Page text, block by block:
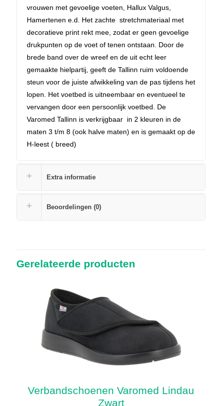
vrouwen met gevoelige voeten, Hallux Valgus,
Hamertenen e.d. Het zachte stretchmateriaal met
decoratieve print rekt mee, zodat er geen gevoelige
drukpunten op de voet of tenen ontstaan. Door de
brede band over de wreef en de uit echt leer
gemaakte hielpartij, geeft de Tallinn ruim voldoende
steun voor de juiste afwikkeling van de pas tijdens het
lopen. Het voetbed is uitneembaar en eventueel te
vervangen door een persoonlijk voetbed. De
Varomed Tallinn is verkrijgbaar in 2 kleuren in de
maten 3 t/m 8 (ook halve maten) en is gemaakt op de
H-leest ( breed)
Extra informatie
Beoordelingen (0)
Gerelateerde producten
Verbandschoenen Varomed Lindau
Zwart